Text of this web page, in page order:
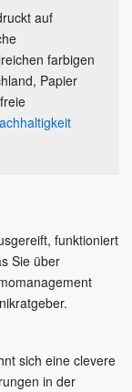
auf
farbigen
Papier
funktioniert
Sie über
sich eine clevere
in der